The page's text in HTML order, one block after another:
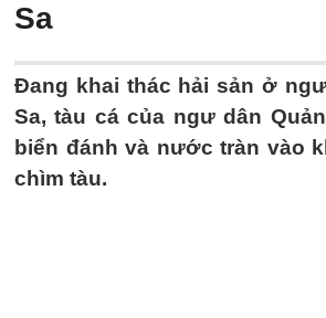
Sa
Đang khai thác hải sản ở
Sa, tàu cá của ngư dân
biển đánh và nước tràn vào
chìm tàu.